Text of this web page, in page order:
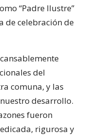
“Padre Ilustre”
de celebración de
del
comuna, y las
desarrollo.
fueron
rigurosa y